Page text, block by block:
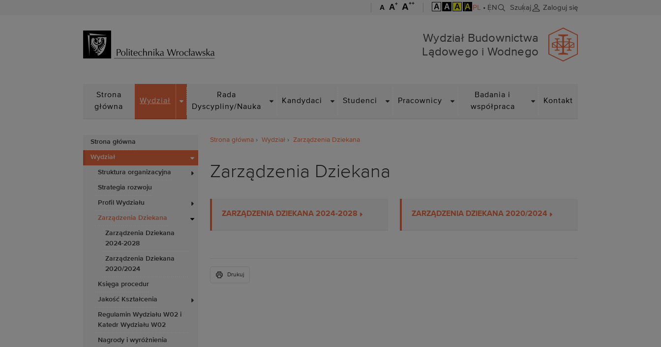
A A+ A++ A A A A PL • EN Szukaj Zaloguj się
Wydział Budownictwa Lądowego i Wodnego
Wydział Budownictwa
Lądowego i Wodnego
Strona
główna
Wydział
DROPDOWN
Rada
Dyscypliny/Nauka
Kandydaci Studenci Pracownicy
Badania i
współpraca
Kontakt
Strona główna
Wydział
Struktura organizacyjna
Strategia rozwoju
Profil Wydziału
Zarządzenia Dziekana
Zarządzenia Dziekana
2024-2028
Zarządzenia Dziekana
2020/2024
Księga procedur
Jakość Kształcenia
Regulamin Wydziału W02 i
Katedr Wydziału W02
Nagrody i wyróżnienia
Strona główna Wydział Zarządzenia Dziekana
Zarządzenia Dziekana
ZARZĄDZENIA DZIEKANA 2024-2028 ZARZĄDZENIA DZIEKANA 2020/2024
Drukuj